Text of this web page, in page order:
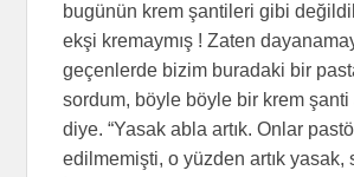
bugünün krem şantileri gibi
ekşi kremaymış ! Zaten
geçenlerde bizim buradaki bir
sordum, böyle böyle bir krem şanti
diye. “Yasak abla artık. Onlar
edilmemişti, o yüzden artık yasak,